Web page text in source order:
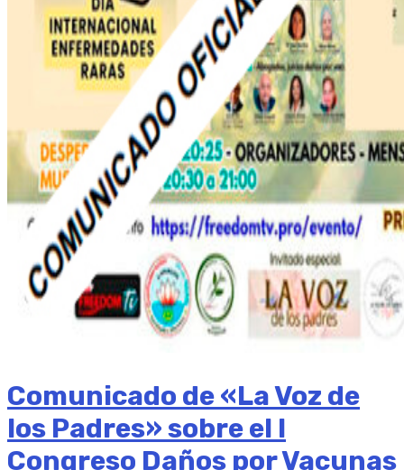
Comunicado de «La Voz de
los Padres» sobre el I
Congreso Daños por Vacunas